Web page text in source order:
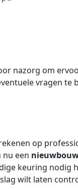
nazorg om
vragen te
op
nu een
keuring nodig
wilt laten